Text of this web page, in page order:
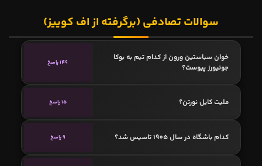
سوالات تصادفی (برگرفته از اف کوییز)
خوان سباستین ورون از کدام تیم به بوکا
جونیورز پیوست؟
149 پاسخ
ملیت کایل نورتن؟ 15 پاسخ
کدام باشگاه در سال 1905 تاسیس شد؟ 9 پاسخ